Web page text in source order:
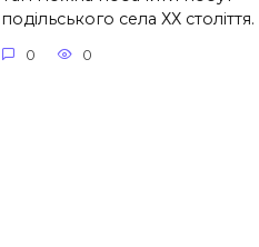
подільського села ХХ століття.
0 0